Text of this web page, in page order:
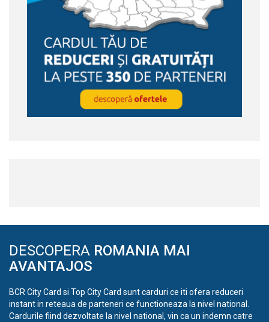
DESCOPERA ROMANIA MAI
AVANTAJOS
BCR City Card si Top City Card sunt carduri ce iti ofera reduceri
instant in reteaua de parteneri ce functioneaza la nivel national.
Cardurile fiind dezvoltate la nivel national, vin ca un indemn catre